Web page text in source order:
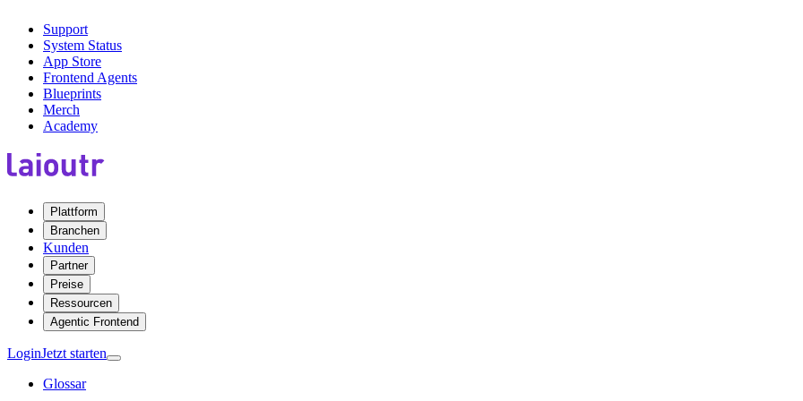
Support
System Status
App Store
Frontend Agents
Blueprints
Merch
Academy
Plattform
Branchen
Kunden
Partner
Preise
Ressourcen
Agentic Frontend
LoginJetzt starten
Glossar